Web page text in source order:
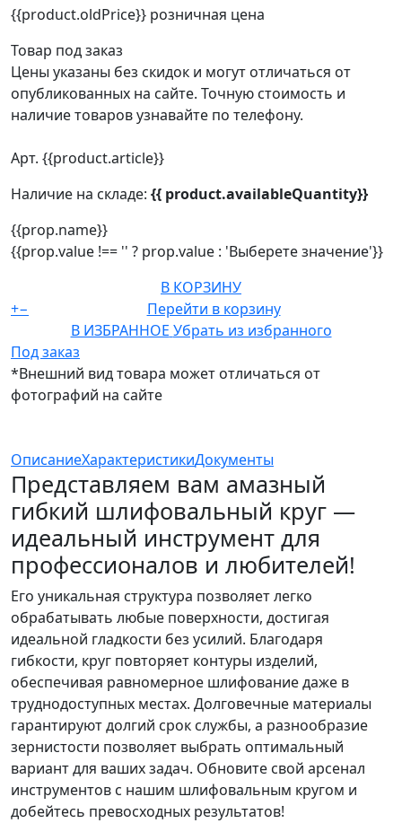
{{product.oldPrice}} розничная цена
Товар под заказ
Цены указаны без скидок и могут отличаться от
опубликованных на сайте. Точную стоимость и
наличие товаров узнавайте по телефону.
Арт. {{product.article}}
Наличие на складе: {{ product.availableQuantity}}
{{prop.name}}
{{prop.value !== '' ? prop.value : 'Выберете значение'}}
В КОРЗИНУ
+−
Перейти в корзину
В ИЗБРАННОЕ Убрать из избранного
Под заказ
*Внешний вид товара может отличаться от
фотографий на сайте
ОписаниеХарактеристикиДокументы
Представляем вам амазный
гибкий шлифовальный круг —
идеальный инструмент для
профессионалов и любителей!
Его уникальная структура позволяет легко
обрабатывать любые поверхности, достигая
идеальной гладкости без усилий. Благодаря
гибкости, круг повторяет контуры изделий,
обеспечивая равномерное шлифование даже в
труднодоступных местах. Долговечные материалы
гарантируют долгий срок службы, а разнообразие
зернистости позволяет выбрать оптимальный
вариант для ваших задач. Обновите свой арсенал
инструментов с нашим шлифовальным кругом и
добейтесь превосходных результатов!